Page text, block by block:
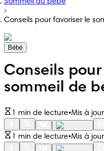
Conseils pour favoriser le
Bébé
Conseils
sommeil de
1 min de lecture•Mis à
1 min de lecture•Mis à